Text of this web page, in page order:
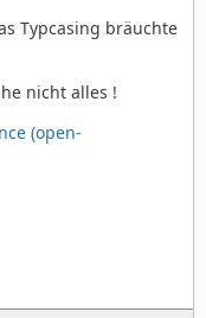
Typcasing bräuchte
nicht alles !
(open-